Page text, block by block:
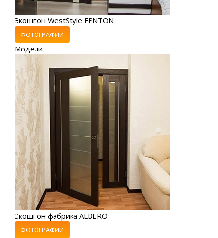
Экошпон WestStyle FENTON
ФОТОГРАФИИ
Модели
Экошпон фабрика ALBERO
ФОТОГРАФИИ